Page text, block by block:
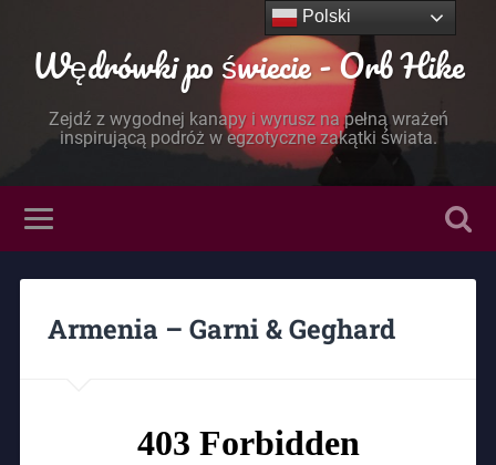
Wędrówki po świecie - Orb Hike
Zejdź z wygodnej kanapy i wyrusz na pełną wrażeń
inspirującą podróż w egzotyczne zakątki świata.
Armenia – Garni & Geghard
Polski